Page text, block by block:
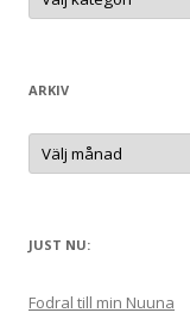
et
r
i
r
ARKIV
A
k
JUST NU:
Fodral till min Nuuna